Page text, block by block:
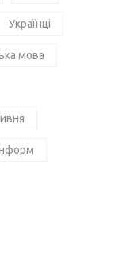
Українці
мова